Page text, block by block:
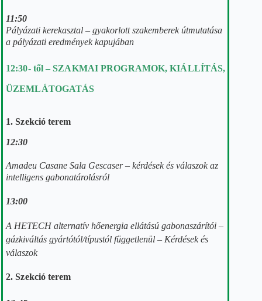
11:50
Pályázati kerekasztal – gyakorlott szakemberek útmutatása
a pályázati eredmények kapujában
12:30- től – SZAKMAI PROGRAMOK,KIÁLLÍTÁS,
ÜZEMLÁTOGATÁS
1. Szekció terem
12:30
Amadeu Casane Sala Gescaser– kérdések és válaszok az
intelligens gabonatárolásról
13:00
A HETECH alternatív hőenergia ellátású gabonaszárítói –
gázkiváltás gyártótól/típustól függetlenül – Kérdések és
válaszok
2. Szekció terem